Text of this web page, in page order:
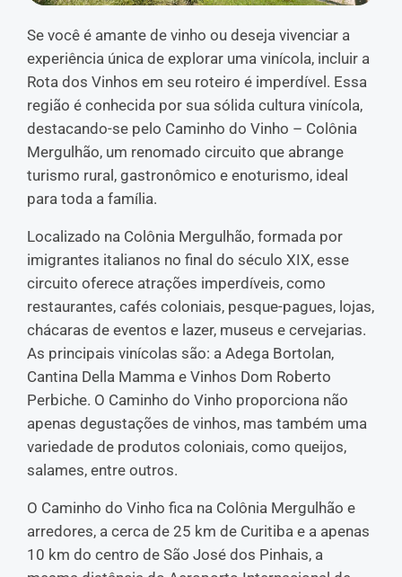
Se você é amante de vinho ou deseja vivenciar a
experiência única de explorar uma vinícola, incluir a
Rota dos Vinhos em seu roteiro é imperdível. Essa
região é conhecida por sua sólida cultura vinícola,
destacando-se pelo Caminho do Vinho – Colônia
Mergulhão, um renomado circuito que abrange
turismo rural, gastronômico e enoturismo, ideal
para toda a família.
Localizado na Colônia Mergulhão, formada por
imigrantes italianos no final do século XIX, esse
circuito oferece atrações imperdíveis, como
restaurantes, cafés coloniais, pesque-pagues, lojas,
chácaras de eventos e lazer, museus e cervejarias.
As principais vinícolas são: a Adega Bortolan,
Cantina Della Mamma e Vinhos Dom Roberto
Perbiche. O Caminho do Vinho proporciona não
apenas degustações de vinhos, mas também uma
variedade de produtos coloniais, como queijos,
salames, entre outros.
O Caminho do Vinho fica na Colônia Mergulhão e
arredores, a cerca de 25 km de Curitiba e a apenas
10 km do centro de São José dos Pinhais, a